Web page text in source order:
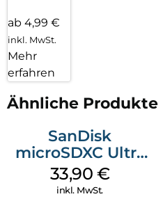
ab 4,99 €
inkl. MwSt.
Mehr
erfahren
Ähnliche Produkte
SanDisk
microSDXC Ultra
128 GB + Adapter
Mobile
33,90 €
inkl. MwSt.